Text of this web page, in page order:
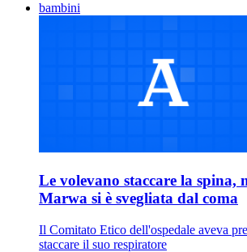
bambini
Le volevano staccare la spina,
Marwa si è svegliata dal coma
Il Comitato Etico dell'ospedale aveva
staccare il suo respiratore